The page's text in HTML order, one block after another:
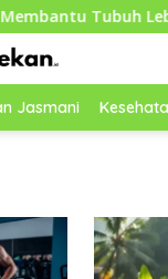
Tubuh Lebih
Jasmani